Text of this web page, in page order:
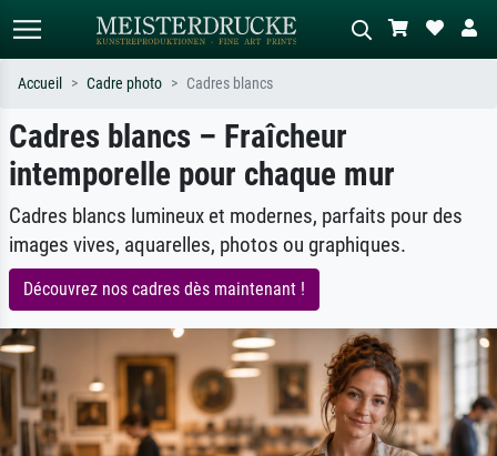
Recherche standard Recherche d'images IA
Recherchez par artiste, titre ou style –
ex. Monet, Nuit étoilée,
impressionnisme, vague de Hokusai,
nu.
Décrivez la scène – ex. prairie verte,
abstrait avec beaucoup de rouge,
tableau sombre, nu debout près d'un
arbre.
Accueil Cadre photo Cadres blancs
Cadres blancs – Fraîcheur
intemporelle pour chaque mur
Cadres blancs lumineux et modernes, parfaits pour des
images vives, aquarelles, photos ou graphiques.
Découvrez nos cadres dès maintenant !